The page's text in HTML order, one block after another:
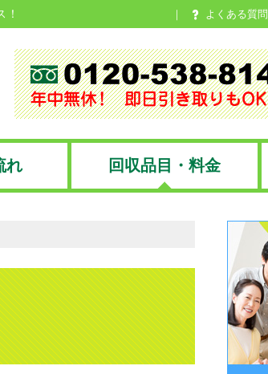
！ よくある質問
れ 回収品目・料金